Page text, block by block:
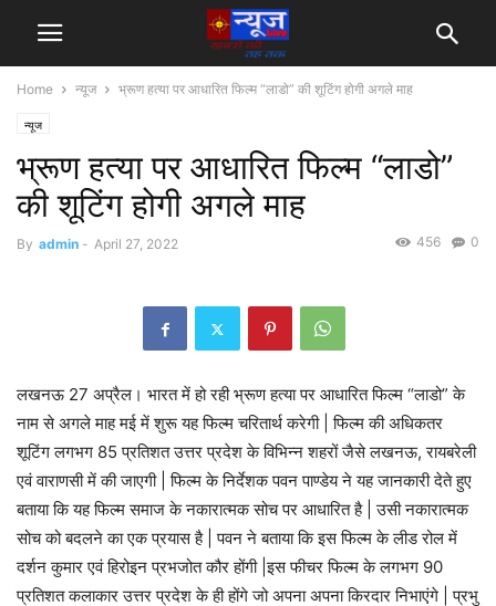
Home न्यूज भ्रूण हत्या पर आधारित फिल्म “लाडो” की शूटिंग होगी अगले माह
न्यूज
भ्रूण हत्या पर आधारित फिल्म “लाडो”
की शूटिंग होगी अगले माह
By admin - April 27, 2022 0
456
लखनऊ 27 अप्रैल। भारत में हो रही भ्रूण हत्या पर आधारित फिल्म “लाडो” के
नाम से अगले माह मई में शुरू यह फिल्म चरितार्थ करेगी | फिल्म की अधिकतर
शूटिंग लगभग 85 प्रतिशत उत्तर प्रदेश के विभिन्न शहरों जैसे लखनऊ, रायबरेली
एवं वाराणसी में की जाएगी | फिल्म के निर्देशक पवन पाण्डेय ने यह जानकारी देते हुए
बताया कि यह फिल्म समाज के नकारात्मक सोच पर आधारित है | उसी नकारात्मक
सोच को बदलने का एक प्रयास है | पवन ने बताया कि इस फिल्म के लीड रोल में
दर्शन कुमार एवं हिरोइन प्रभजोत कौर होंगी |इस फीचर फिल्म के लगभग 90
प्रतिशत कलाकार उत्तर प्रदेश के ही होंगे जो अपना अपना किरदार निभाएंगे | प्रभु